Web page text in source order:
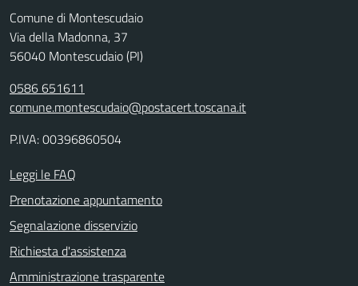
Comune di Montescudaio
Via della Madonna, 37
56040 Montescudaio (PI)
0586 651611
comune.montescudaio@postacert.toscana.it
P.IVA: 00396860504
Leggi le FAQ
Prenotazione appuntamento
Segnalazione disservizio
Richiesta d'assistenza
Amministrazione trasparente